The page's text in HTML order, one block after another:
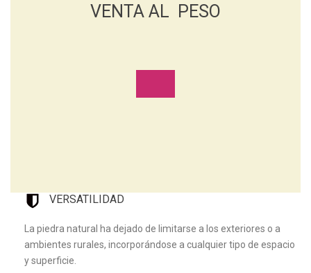
VENTA AL PESO
VERSATILIDAD
La piedra natural ha dejado de limitarse a los exteriores o a
ambientes rurales, incorporándose a cualquier tipo de espacio
y superficie.